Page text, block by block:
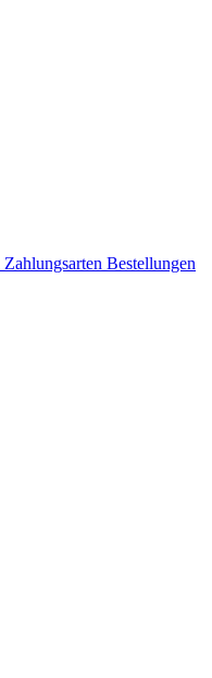
Zahlungsarten Bestellungen